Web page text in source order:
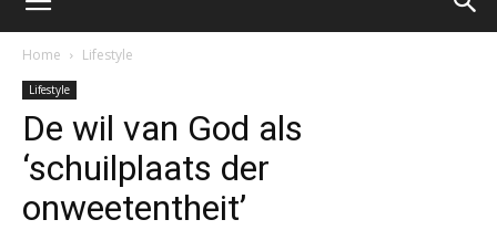
Home Lifestyle
Lifestyle
De wil van God als
‘schuilplaats der
onweetentheit’